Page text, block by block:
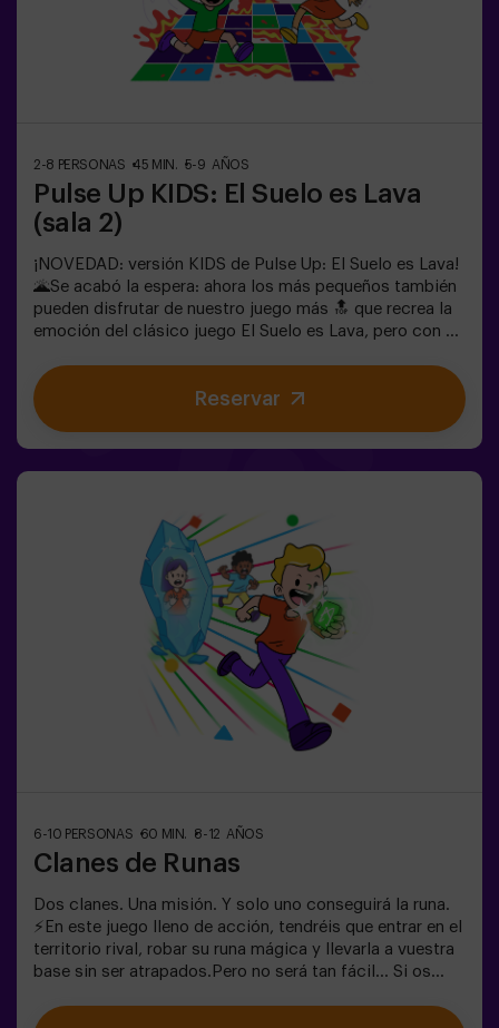
para fiestas infantiles, salidas en familia o simplemente
para liberar energía de la forma más divertida.✅ Ideal
para niños | familias | fiestas infantilesImportante: los
niños deben ir acompañados de un adulto, que cuenta
2-8 PERSONAS 45 MIN. 5-9 AÑOS
Pulse Up KIDS: El Suelo es Lava
(sala 2)
¡NOVEDAD: versión KIDS de Pulse Up: El Suelo es Lava!
🌋Se acabó la espera: ahora los más pequeños también
pueden disfrutar de nuestro juego más 🔝 que recrea la
emoción del clásico juego El Suelo es Lava, pero con un
dinámicos y coloridos que estimulan el cuerpo y la
mente🎉 Ideal para fiestas infantiles y
cumpleaños emocionantes🎁 Recuerdos inolvidables y
seguir jugando.👧👦 Para niños de 5 a 9 años. Si tienen
10 años o más, ¡la versión clásica de Pulse Up: El Suelo
es Lava es perfecta para ellos!Los niños deberán
colaborar, pensar rápido y moverse aún más rápido para
superar todos los retos. ¡Verán su progreso en tiempo
real en pantalla y celebrarán cada victoria como un
verdadero logro! 🏆Diversión
activa, segura y original para fiestas infantiles, salidas
en familia o simplemente para liberar energía de la
forma más divertida.✅ Ideal para niños | familias |
fiestas infantilesImportante: los niños deben ir
Reservar
6-10 PERSONAS 60 MIN. 8-12 AÑOS
Clanes de Runas
Dos clanes. Una misión. Y solo uno conseguirá la runa.
⚡En este juego lleno de acción, tendréis que entrar en el
territorio rival, robar su runa mágica y llevarla a vuestra
base sin ser atrapados.Pero no será tan fácil… Si os
compañero os libere. ❄️La clave está en moverse rápido,